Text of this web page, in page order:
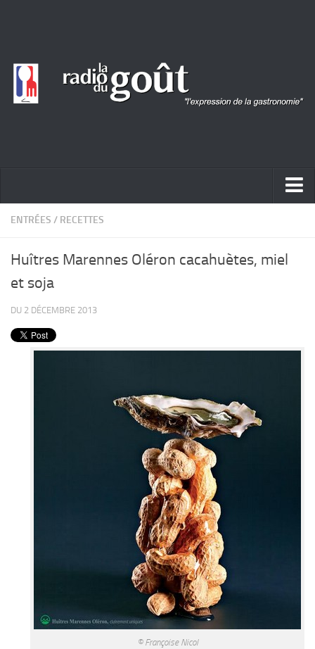
ACTUALITÉ
LIVRES
ENTRÉES / RECETTES
Huîtres Marennes Oléron cacahuètes, miel
et soja
DU 2 DÉCEMBRE 2013
© Françoise Nicol